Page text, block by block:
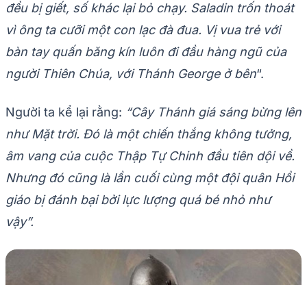
đều bị giết, số khác lại bỏ chạy. Saladin trốn thoát
vì ông ta cưỡi một con lạc đà đua. Vị vua trẻ với
bàn tay quấn băng kín luôn đi đầu hàng ngũ của
người Thiên Chúa, với Thánh George ở bên“.
Người ta kể lại rằng: “Cây Thánh giá sáng bừng lên
như Mặt trời. Đó là một chiến thắng không tưởng,
âm vang của cuộc Thập Tự Chinh đầu tiên dội về.
Nhưng đó cũng là lần cuối cùng một đội quân Hồi
giáo bị đánh bại bởi lực lượng quá bé nhỏ như
vậy”.